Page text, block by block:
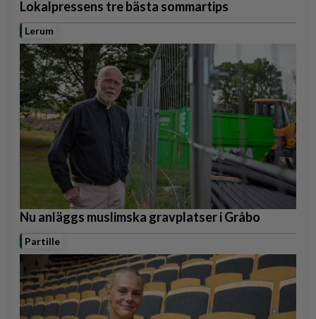
Lokalpressens tre bästa sommartips
Lerum
Nu anläggs muslimska gravplatser i Gråbo
Partille